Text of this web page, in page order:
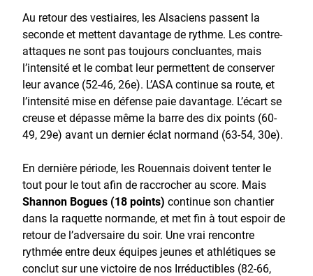
Au retour des vestiaires, les Alsaciens passent la
seconde et mettent davantage de rythme. Les contre-
attaques ne sont pas toujours concluantes, mais
l’intensité et le combat leur permettent de conserver
leur avance (52-46, 26e). L’ASA continue sa route, et
l’intensité mise en défense paie davantage. L’écart se
creuse et dépasse même la barre des dix points (60-
49, 29e) avant un dernier éclat normand (63-54, 30e).
En dernière période, les Rouennais doivent tenter le
tout pour le tout afin de raccrocher au score. Mais
Shannon Bogues (18 points) continue son chantier
dans la raquette normande, et met fin à tout espoir de
retour de l’adversaire du soir. Une vrai rencontre
rythmée entre deux équipes jeunes et athlétiques se
conclut sur une victoire de nos Irréductibles (82-66,